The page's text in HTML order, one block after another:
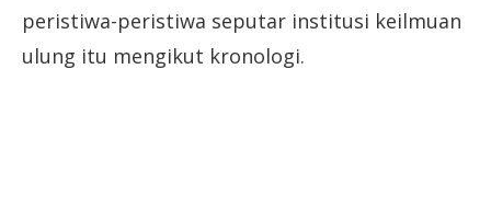
peristiwa-peristiwa seputar institusi keilmuan
ulung itu mengikut kronologi.